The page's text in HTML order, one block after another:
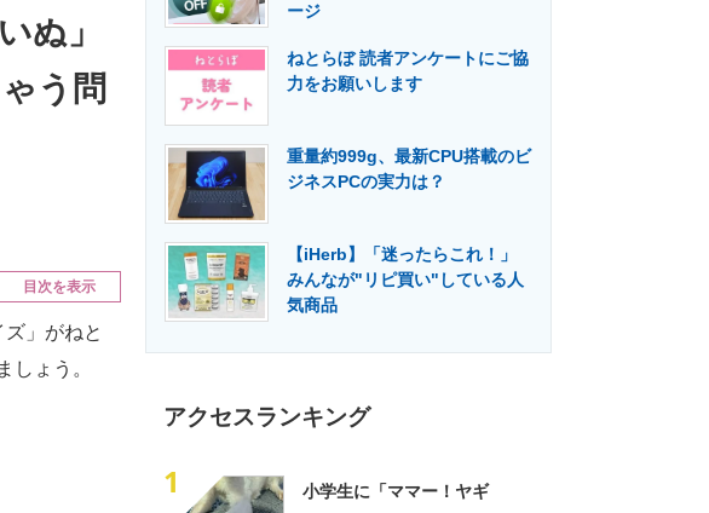
製造業のIT導入・活用を支援
エネルギーの専門メディア 建設×テクノロジーの最前線
ぬ」
う問
目次を表示
」がねと
ょう。
ージ
ねとらぼ 読者アンケートにご協
力をお願いします
重量約999g、最新CPU搭載のビ
ジネスPCの実力は？
【iHerb】「迷ったらこれ！」
みんなが"リピ買い"している人
気商品
アクセスランキング
1
小学生に「ママー！ヤギ